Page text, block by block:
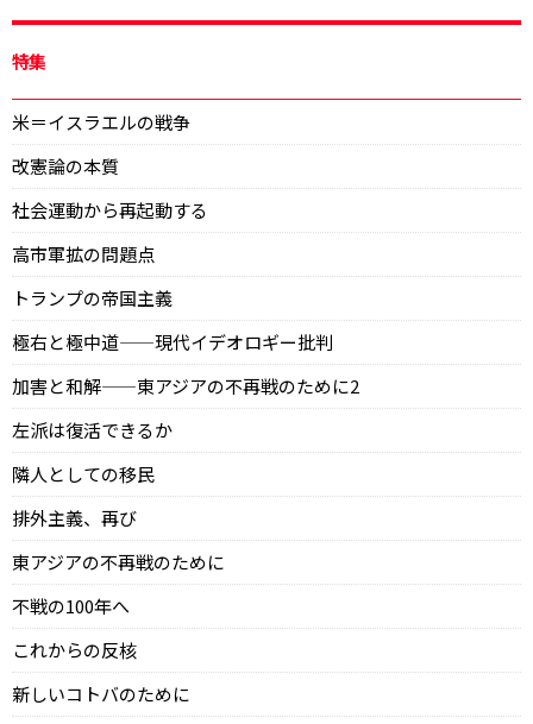
特集
米＝イスラエルの戦争
改憲論の本質
社会運動から再起動する
高市軍拡の問題点
トランプの帝国主義
極右と極中道——現代イデオロギー批判
加害と和解——東アジアの不再戦のために2
左派は復活できるか
隣人としての移民
排外主義、再び
東アジアの不再戦のために
不戦の100年へ
これからの反核
新しいコトバのために